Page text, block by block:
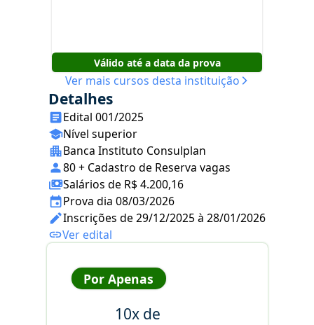
Válido até a data da prova
Ver mais cursos desta instituição
Detalhes
Edital 001/2025
Nível superior
Banca Instituto Consulplan
80 + Cadastro de Reserva vagas
Salários de R$ 4.200,16
Prova dia 08/03/2026
Inscrições de 29/12/2025 à 28/01/2026
Ver edital
Por Apenas
10x de